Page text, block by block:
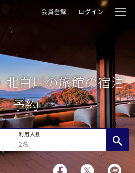
会員登録 ログイン
北白川の旅館の宿泊
予約
利用人数
2名